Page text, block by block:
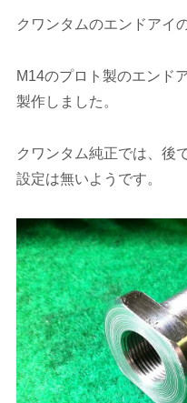
クワンタムのエンドアイ
M14のプロト製のエンド
製作しました。
クワンタム純正では、後
設定は無いようです。